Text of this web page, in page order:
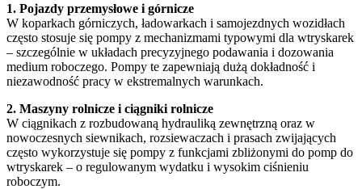
1. Pojazdy przemysłowe i górnicze
W koparkach górniczych, ładowarkach i samojezdnych wozidłach
często stosuje się pompy z mechanizmami typowymi dla wtryskarek
– szczególnie w układach precyzyjnego podawania i dozowania
medium roboczego. Pompy te zapewniają dużą dokładność i
niezawodność pracy w ekstremalnych warunkach.
2. Maszyny rolnicze i ciągniki rolnicze
W ciągnikach z rozbudowaną hydrauliką zewnętrzną oraz w
nowoczesnych siewnikach, rozsiewaczach i prasach zwijających
często wykorzystuje się pompy z funkcjami zbliżonymi do pomp do
wtryskarek – o regulowanym wydatku i wysokim ciśnieniu
roboczym.